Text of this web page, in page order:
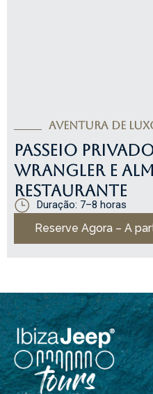
AVENTURA DE
PASSEIO
WRANGLER E
RESTAURANTE
Duração: 7–8 horas
Reserve Agora – A